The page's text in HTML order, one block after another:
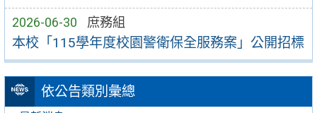
2026-06-30 庶務組
本校「115學年度校園警衛保全服務案」公開招標
依公告類別彙總